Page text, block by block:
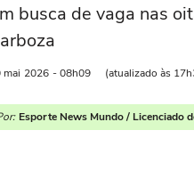
busca de vaga nas
mai 2026 - 08h09 (atualizado às
Esporte News Mundo / Licenciado